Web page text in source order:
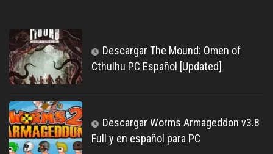
Descargar The Mound: Omen of
Cthulhu PC Español [Updated]
Descargar Worms Armageddon v3.8
Full y en español para PC